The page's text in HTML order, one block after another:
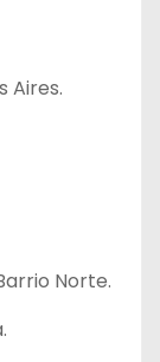
Aires.
Norte.